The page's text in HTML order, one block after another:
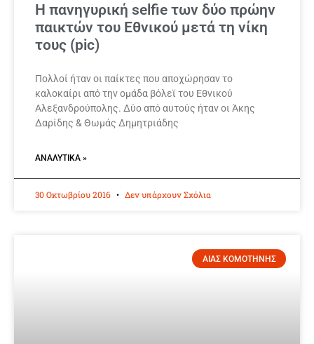
Η πανηγυρική selfie των δύο πρώην
παικτών του Εθνικού μετά τη νίκη
τους (pic)
Πολλοί ήταν οι παίκτες που αποχώρησαν το
καλοκαίρι από την ομάδα βόλεϊ του Εθνικού
Αλεξανδρούπολης. Δύο από αυτούς ήταν οι Άκης
Δαρίδης & Θωμάς Δημητριάδης
ΑΝΑΛΥΤΙΚΆ »
30 Οκτωβρίου 2016 Δεν υπάρχουν Σχόλια
ΑΙΑΣ ΚΟΜΟΤΗΝΗΣ